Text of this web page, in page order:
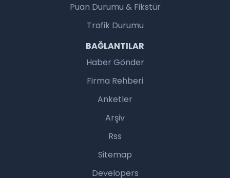
Puan Durumu & Fikstür
Trafik Durumu
BAĞLANTILAR
Haber Gönder
Firma Rehberi
Anketler
Arşiv
Rss
Sitemap
Developers